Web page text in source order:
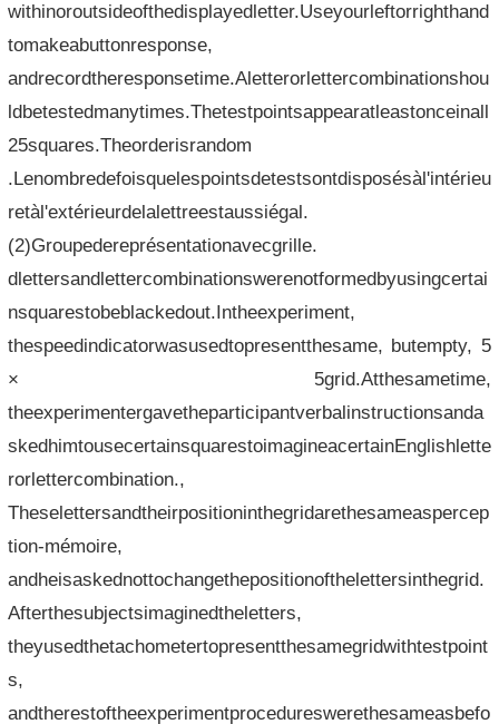
withinoroutsideofthedisplayedletter.Useyourleftorrighthand
tomakeabuttonresponse,
andrecordtheresponsetime.Aletterorlettercombinationshou
ldbetestedmanytimes.Thetestpointsappearatleastonceinall
25squares.Theorderisrandom
.Lenombredefoisquelespointsdetestsontdisposésàl'intérieu
retàl'extérieurdelalettreestaussiégal.
(2)Groupedereprésentationavecgrille.
dlettersandlettercombinationswerenotformedbyusingcertai
nsquarestobeblackedout.Intheexperiment,
thespeedindicatorwasusedtopresentthesame, butempty, 5
× 5grid.Atthesametime,
theexperimentergavetheparticipantverbalinstructionsanda
skedhimtousecertainsquarestoimagineacertainEnglishlette
rorlettercombination.,
Theselettersandtheirpositioninthegridarethesameaspercep
tion-mémoire,
andheisaskednottochangethepositionofthelettersinthegrid.
Afterthesubjectsimaginedtheletters,
theyusedthetachometertopresentthesamegridwithtestpoint
s,
andtherestoftheexperimentprocedureswerethesameasbefo